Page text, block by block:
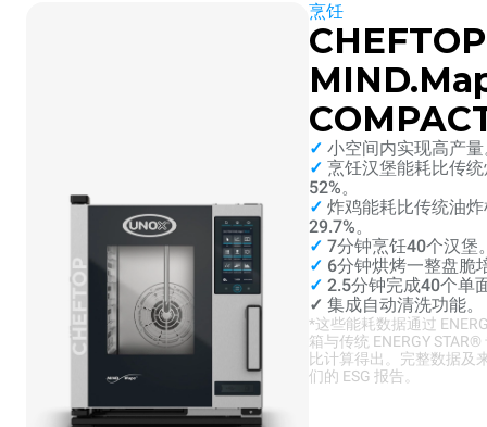
烹饪
CHEFTOP
✓ 小空间内实现高产
✓ 烹饪汉堡能耗比传
52%。
✓ 炸鸡能耗比传统油
29.7%。
✓ 7分钟烹饪40个汉堡
✓ 6分钟烘烤一整盘脆
✓ 2.5分钟完成40个单
✓ 集成自动清洗功能。
*这些能耗数据通过
箱与传统 ENERGY
比计算得出。完整数据及
们的 ESG 报告。